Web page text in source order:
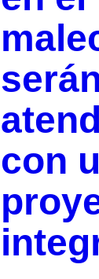
con